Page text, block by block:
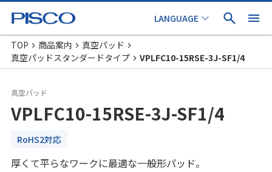
TOP 商品案内
真空パッド
真空パッドスタンダードタイプ
VPLFC10-15RSE-3J-SF1/4
真空パッド
VPLFC10-15RSE-3J-SF1/4
RoHS2対応
厚くて平らなワークに最適な一般形パッド。